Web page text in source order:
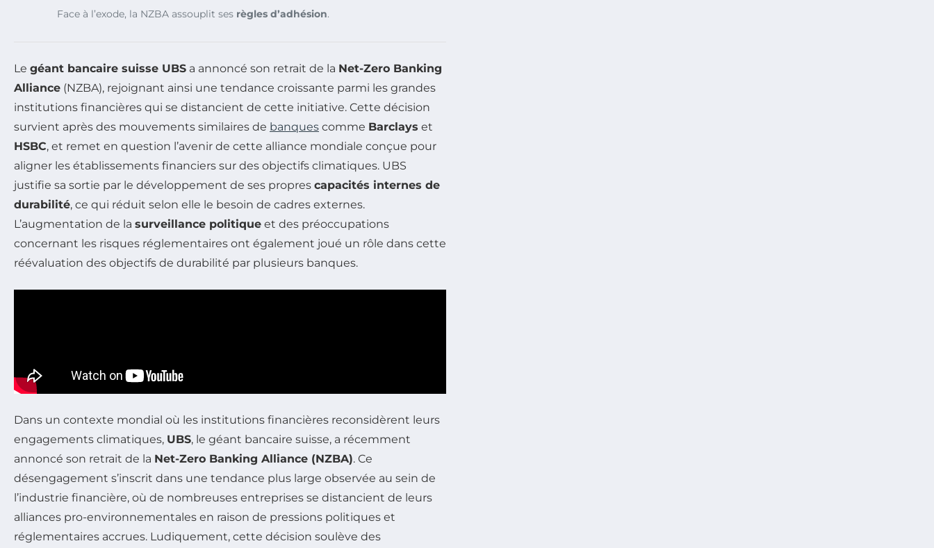
Face à l’exode, la NZBA assouplit ses règles d’adhésion.
Le géant bancaire suisse UBS a annoncé son retrait de la Net-Zero Banking
Alliance (NZBA), rejoignant ainsi une tendance croissante parmi les grandes
institutions financières qui se distancient de cette initiative. Cette décision
survient après des mouvements similaires de banques comme Barclays et
HSBC, et remet en question l’avenir de cette alliance mondiale conçue pour
aligner les établissements financiers sur des objectifs climatiques. UBS
justifie sa sortie par le développement de ses propres capacités internes de
durabilité, ce qui réduit selon elle le besoin de cadres externes.
L’augmentation de la surveillance politique et des préoccupations
concernant les risques réglementaires ont également joué un rôle dans cette
réévaluation des objectifs de durabilité par plusieurs banques.
Dans un contexte mondial où les institutions financières reconsidèrent leurs
engagements climatiques, UBS, le géant bancaire suisse, a récemment
annoncé son retrait de la Net-Zero Banking Alliance (NZBA). Ce
désengagement s’inscrit dans une tendance plus large observée au sein de
l’industrie financière, où de nombreuses entreprises se distancient de leurs
alliances pro-environnementales en raison de pressions politiques et
réglementaires accrues. Ludiquement, cette décision soulève des